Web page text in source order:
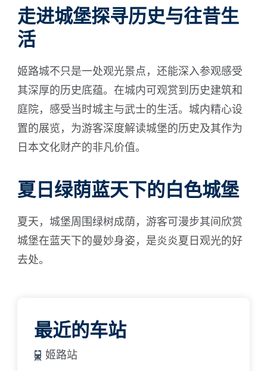
走进城堡探寻历史与往昔生
活
姬路城不只是一处观光景点，还能深入参观感受
其深厚的历史底蕴。在城内可观赏到历史建筑和
庭院，感受当时城主与武士的生活。城内精心设
置的展览，为游客深度解读城堡的历史及其作为
日本文化财产的非凡价值。
夏日绿荫蓝天下的白色城堡
夏天，城堡周围绿树成荫，游客可漫步其间欣赏
城堡在蓝天下的曼妙身姿，是炎炎夏日观光的好
去处。
最近的车站
姬路站